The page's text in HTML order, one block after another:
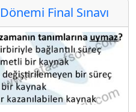
Final Sınavı